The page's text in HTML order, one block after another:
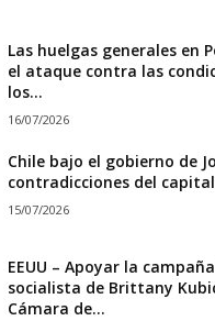
Las huelgas generales en
el ataque contra las
los...
16/07/2026
Chile bajo el gobierno de
contradicciones del
15/07/2026
EEUU – Apoyar la
socialista de Brittany
Cámara de...